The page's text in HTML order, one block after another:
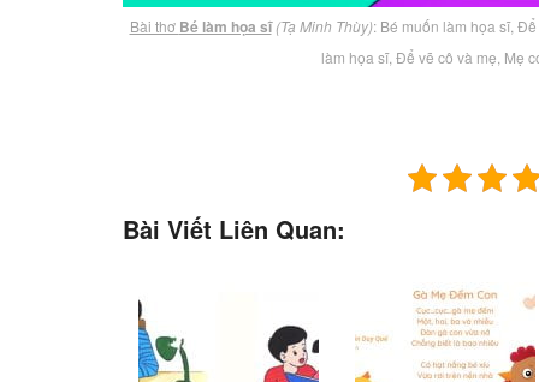
Bài thơ Bé làm họa sĩ (Tạ Minh Thùy): Bé muốn làm họa sĩ,
làm họa sĩ, Để vẽ cô và mẹ, Mẹ
Bài Viết Liên Quan: